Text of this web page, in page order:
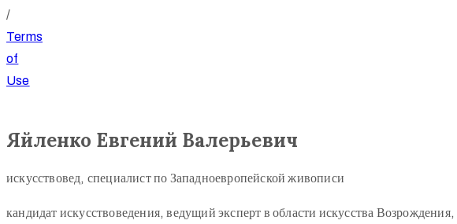
/
Terms
of
Use
Яйленко Евгений Валерьевич
искусствовед, специалист по Западноевропейской живописи
кандидат искусствоведения, ведущий эксперт в области искусства